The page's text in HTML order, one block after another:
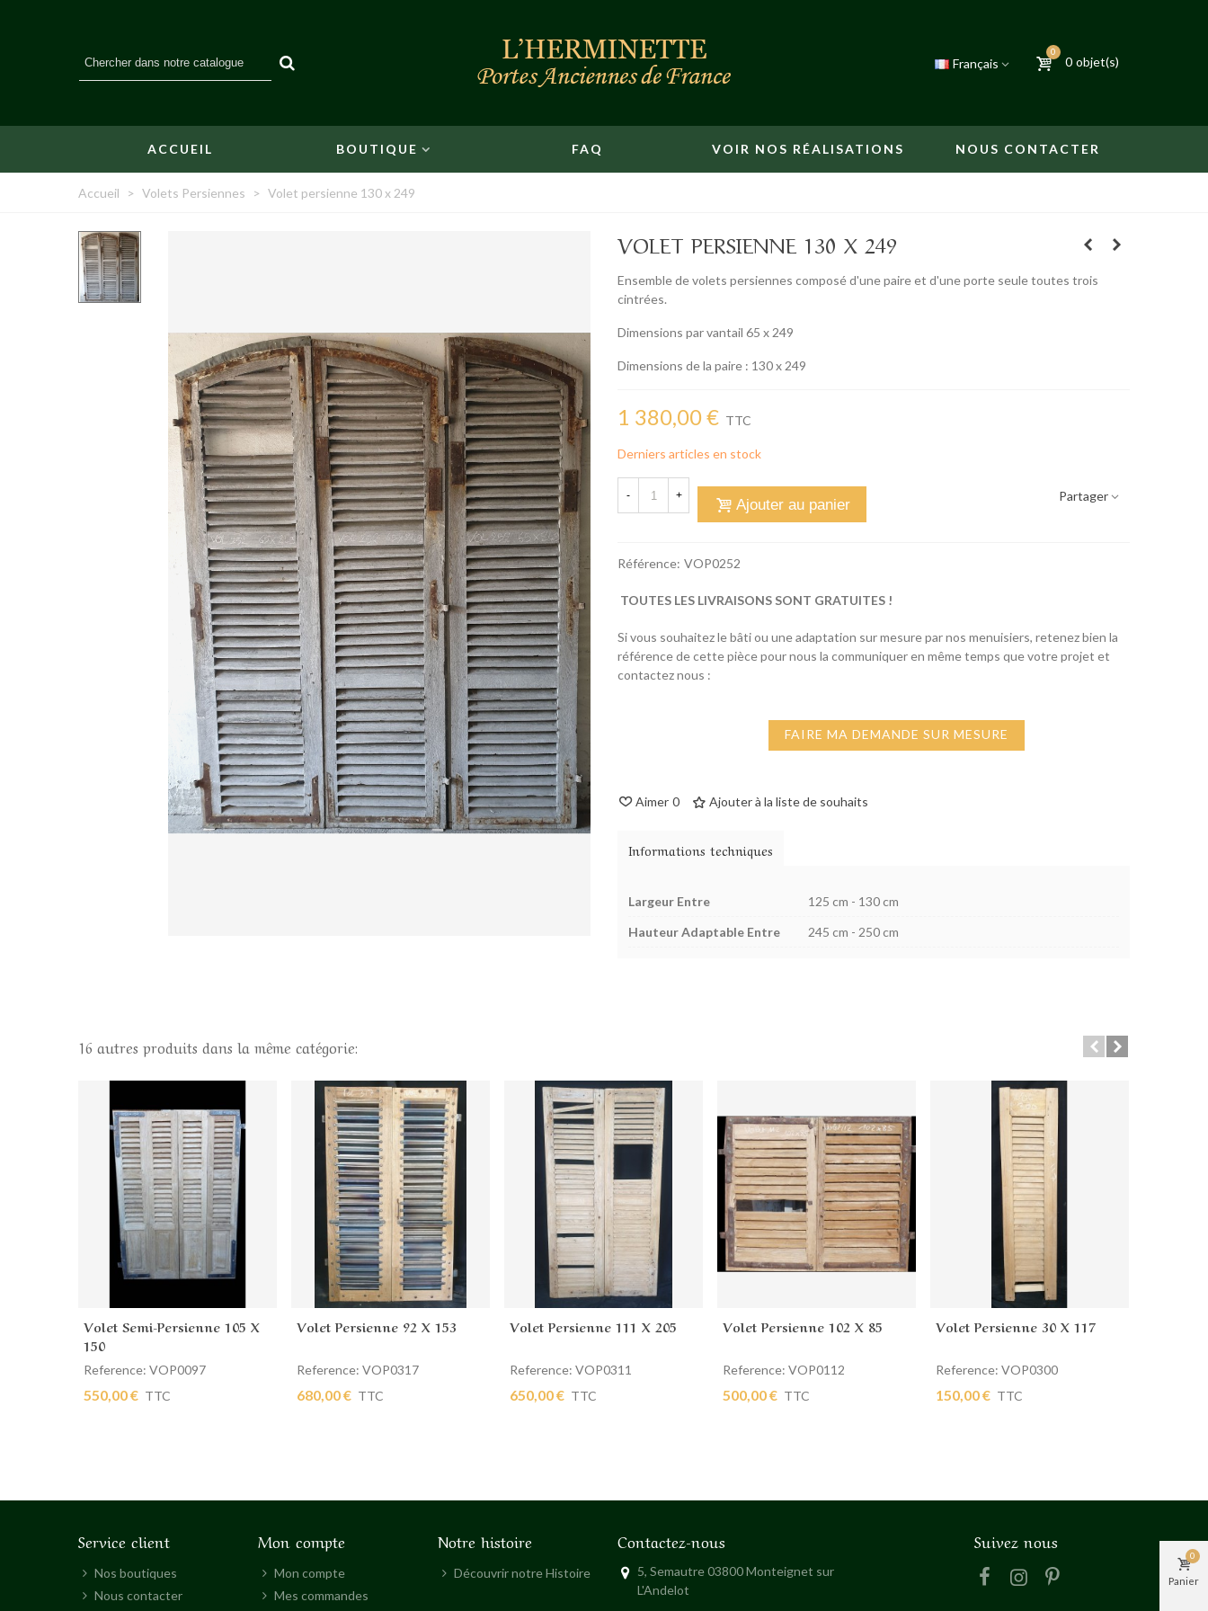
Français
0
0 objet(s)
ACCUEIL BOUTIQUE FAQ VOIR NOS RÉALISATIONS NOUS CONTACTER
Accueil > Volets Persiennes > Volet persienne 130 x 249
VOLET PERSIENNE 130 X 249
Ensemble de volets persiennes composé d'une paire et d'une porte seule toutes trois
cintrées.
Dimensions par vantail 65 x 249
Dimensions de la paire : 130 x 249
1 380,00 € TTC
Derniers articles en stock
- +
Ajouter au panier
Partager
Référence: VOP0252
TOUTES LES LIVRAISONS SONT GRATUITES !
Si vous souhaitez le bâti ou une adaptation sur mesure par nos menuisiers, retenez bien la
référence de cette pièce pour nous la communiquer en même temps que votre projet et
contactez nous :
FAIRE MA DEMANDE SUR MESURE
Aimer 0 Ajouter à la liste de souhaits
Informations techniques
Largeur Entre
125 cm - 130 cm
Hauteur Adaptable Entre
245 cm - 250 cm
16 autres produits dans la même catégorie:
Ajouter au panier
Volet Semi-Persienne 105 X
150
Reference: VOP0097
550,00 € TTC
Ajouter au panier
Volet Persienne 92 X 153
Reference: VOP0317
680,00 € TTC
Ajouter au panier
Volet Persienne 111 X 205
Reference: VOP0311
650,00 € TTC
Ajouter au panier
Volet Persienne 102 X 85
Reference: VOP0112
500,00 € TTC
Ajouter au panier
Volet Persienne 30 X 117
Reference: VOP0300
150,00 € TTC
Service client
Nos boutiques
Nous contacter
Mon compte
Mon compte
Mes commandes
Notre histoire
Découvrir notre Histoire
Contactez-nous
5, Semautre 03800 Monteignet sur
L'Andelot
Suivez nous
Panier
0